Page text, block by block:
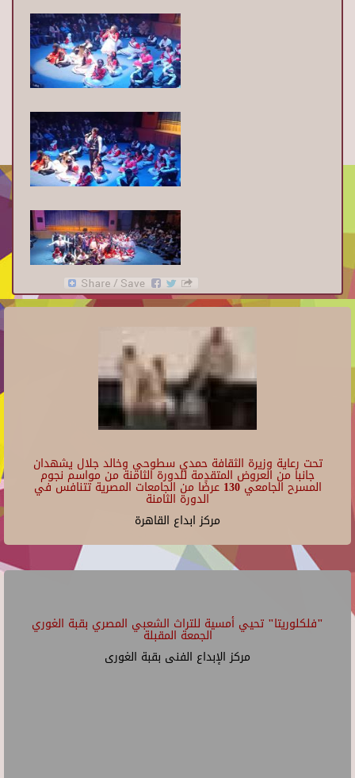
تحت رعاية وزيرة الثقافة حمدي سطوحي وخالد جلال يشهدان
جانبا من العروض المتقدمة للدورة الثامنة من مواسم نجوم
المسرح الجامعي 130 عرضًا من الجامعات المصرية تتنافس في
الدورة الثامنة
مركز ابداع القاهرة
"فلكلوريتا" تحيي أمسية للتراث الشعبي المصري بقبة الغوري
الجمعة المقبلة
مركز الإبداع الفنى بقبة الغورى